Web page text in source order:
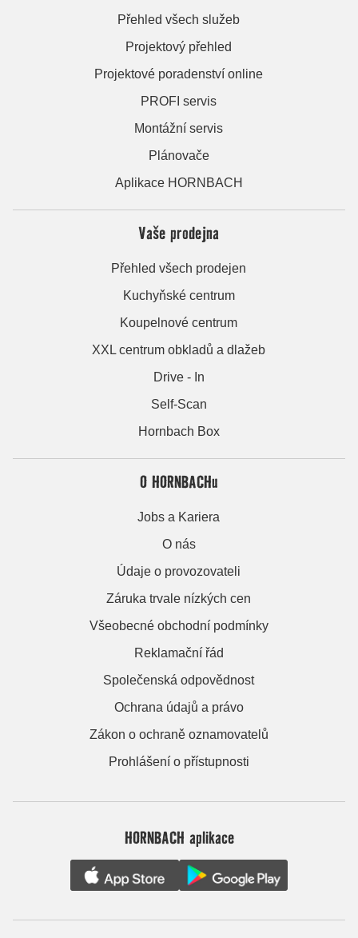
Přehled všech služeb
Projektový přehled
Projektové poradenství online
PROFI servis
Montážní servis
Plánovače
Aplikace HORNBACH
Vaše prodejna
Přehled všech prodejen
Kuchyňské centrum
Koupelnové centrum
XXL centrum obkladů a dlažeb
Drive - In
Self-Scan
Hornbach Box
O HORNBACHu
Jobs a Kariera
O nás
Údaje o provozovateli
Záruka trvale nízkých cen
Všeobecné obchodní podmínky
Reklamační řád
Společenská odpovědnost
Ochrana údajů a právo
Zákon o ochraně oznamovatelů
Prohlášení o přístupnosti
HORNBACH aplikace